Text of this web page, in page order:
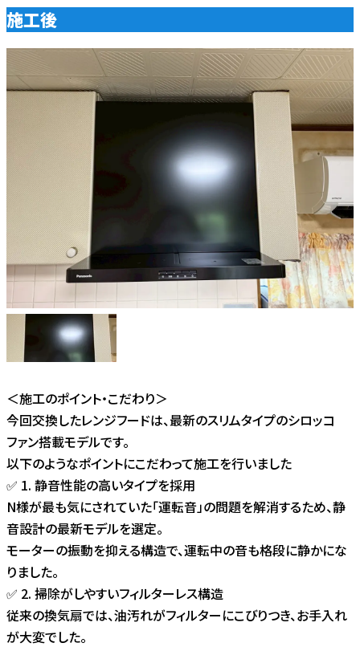
施工後
＜施工のポイント・こだわり＞
今回交換したレンジフードは、最新のスリムタイプのシロッコ
ファン搭載モデルです。
以下のようなポイントにこだわって施工を行いました
✅ 1. 静音性能の高いタイプを採用
N様が最も気にされていた「運転音」の問題を解消するため、静
音設計の最新モデルを選定。
モーターの振動を抑える構造で、運転中の音も格段に静かにな
りました。
✅ 2. 掃除がしやすいフィルターレス構造
従来の換気扇では、油汚れがフィルターにこびりつき、お手入れ
が大変でした。